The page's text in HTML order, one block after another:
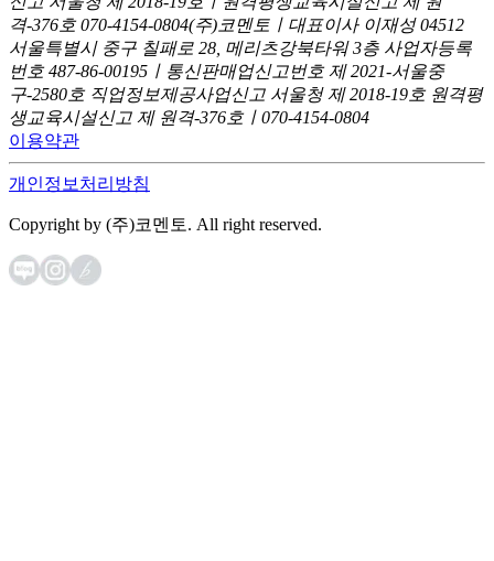
격-376호 070-4154-0804(주)코멘토ㅣ대표이사 이재성 04512
서울특별시 중구 칠패로 28, 메리츠강북타워 3층 사업자등록
번호 487-86-00195ㅣ통신판매업신고번호 제 2021-서울중
구-2580호 직업정보제공사업신고 서울청 제 2018-19호 원격평
생교육시설신고 제 원격-376호ㅣ070-4154-0804
이용약관
개인정보처리방침
Copyright by (주)코멘토. All right reserved.